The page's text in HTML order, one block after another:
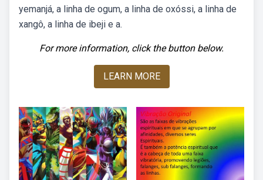
yemanjá, a linha de ogum, a linha de oxóssi, a linha de
xangô, a linha de ibeji e a.
For more information, click the button below.
LEARN MORE